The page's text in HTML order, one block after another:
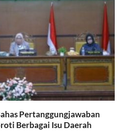
Pertanggungjawaban
Berbagai Isu Daerah